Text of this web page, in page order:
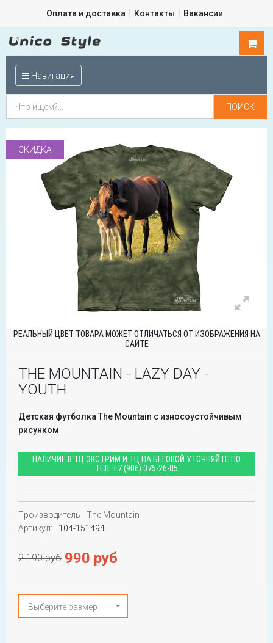
Оплата и доставка Контакты Вакансии
Навигация
СКИДКА
РЕАЛЬНЫЙ ЦВЕТ ТОВАРА МОЖЕТ ОТЛИЧАТЬСЯ ОТ ИЗОБРАЖЕНИЯ НА
САЙТЕ
THE MOUNTAIN - LAZY DAY -
YOUTH
Детская футболка The Mountain с износоустойчивым
рисунком
НАЛИЧИЕ В ТЦ ЭКСТРИМ И ТЦ НА БЕГОВОЙ УТОЧНЯЙТЕ ПО
ТЕЛ. +7 (906) 075-26-85
Производитель
The Mountain
Артикул:
104-151494
2 190 руб 990 руб
Выберите размер